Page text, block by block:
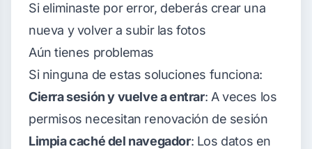
Si eliminaste por error, deberás crear una
nueva y volver a subir las fotos
Aún tienes problemas
Si ninguna de estas soluciones funciona:
Cierra sesión y vuelve a entrar: A veces los
permisos necesitan renovación de sesión
Limpia caché del navegador: Los datos en